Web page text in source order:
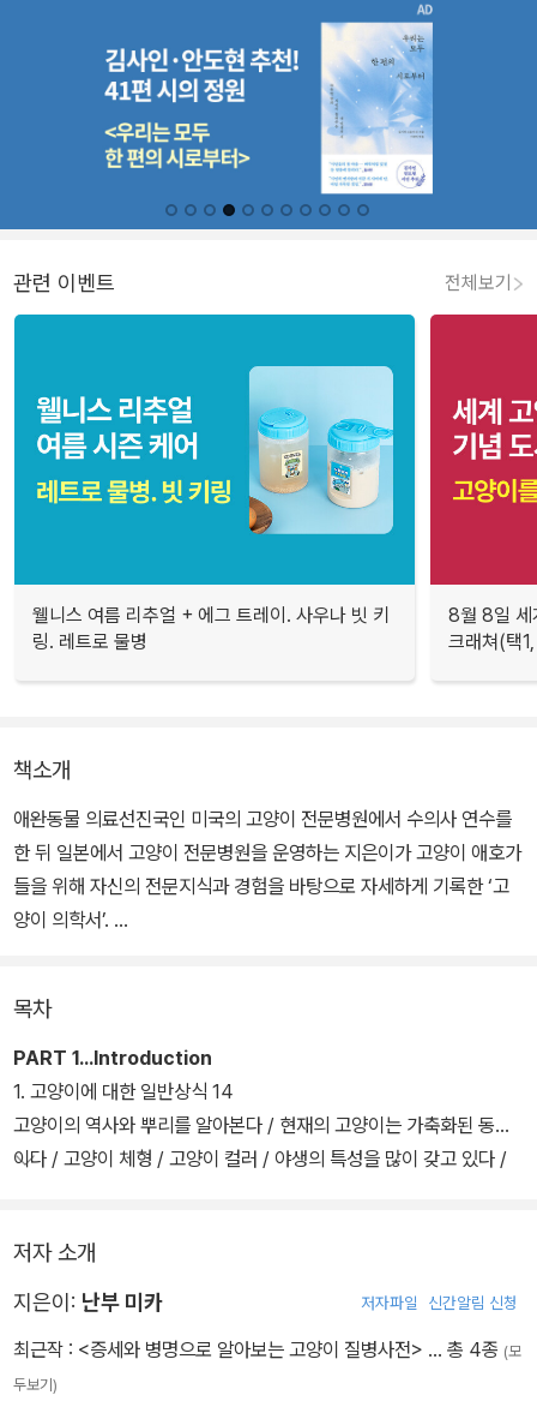
관련 이벤트 전체보기
웰니스 여름 리추얼 + 에그 트레이. 사우나 빗 키
링. 레트로 물병
8월 8일 세
크래쳐(택
책소개
애완동물 의료선진국인 미국의 고양이 전문병원에서 수의사 연수를
한 뒤 일본에서 고양이 전문병원을 운영하는 지은이가 고양이 애호가
들을 위해 자신의 전문지식과 경험을 바탕으로 자세하게 기록한 ‘고
양이 의학서’.
로 찾아보면 그 원인과 진단 및 치료법까지 쉽게 알 수 있다. 예를 들
어 고양이가 구토를 하는 경우에 위염, 위종양, 변비, 이물질 섭취, 중
독 등을 생각해볼 수 있으며, 각각의 경우의 원인과 증상은 무엇이며
치료법은 무엇인지 자세히 알려준다.
그러나 고양이를 건강하게 돌보기 위해 무엇보다 중요한 것은 고양이
려 적절한 치료를 해주는 것이다. 그래서 이 책에서는 고양이를 보다
잘 이해할 수 있도록 고양이란 어떤 특징을 가진 동물인지 알아보고,
목차
PART 1...Introduction
1. 고양이에 대한 일반상식 14
고양이의 역사와 뿌리를 알아본다 / 현재의 고양이는 가축화된 동물
이다 / 고양이 체형 / 고양이 컬러 / 야생의 특성을 많이 갖고 있다 /
저자 소개
지은이: 난부 미카 저자파일 신간알림 신청
최근작 : <증세와 병명으로 알아보는 고양이 질병사전> … 총 4종 (모
두보기)